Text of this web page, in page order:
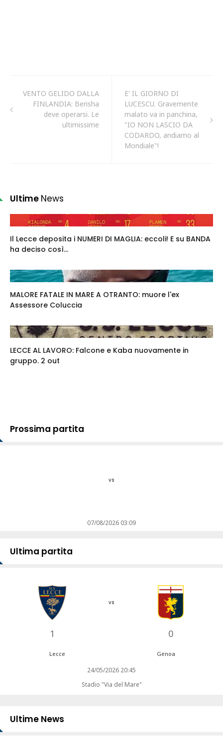
VENTO GELIDO DALLA
FINLANDIA: Berisha
deve operarsi. Le
ultimissime
E' IL GIORNO DI
LUCESCU. Gravemente
malato va in panchina,
"IO NON LASCIO DA
CODARDO, andiamo al
Mondiale"!
Ultime News
Il Lecce deposita i NUMERI DI MAGLIA: eccoli! E su BANDA
ha deciso così...
MALORE FATALE IN MARE A OTRANTO: muore l'ex
Assessore Coluccia
LECCE AL LAVORO: Falcone e Kaba nuovamente in
gruppo. 2 out
Prossima partita
vs
07/08/2026 03:09
Ultima partita
1
vs
0
Lecce Genoa
24/05/2026 20:45
Stadio "Via del Mare"
Ultime News